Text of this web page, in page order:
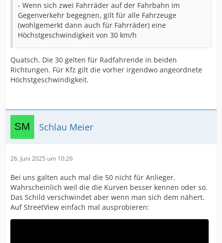
- Wenn sich zwei Fahrräder auf der Fahrbahn im
Gegenverkehr begegnen, gilt für alle Fahrzeuge
(wohlgemerkt dann auch für Fahrräder) eine
Höchstgeschwindigkeit von 30 km/h
Quatsch. Die 30 gelten für Radfahrende in beiden
Richtungen. Für Kfz gilt die vorher irgendwo angeordnete
Höchstgeschwindigkeit.
Schlau Meier
26. Juni 2025 um 10:26
Bei uns galten auch mal die 50 nicht für Anlieger.
Wahrscheinlich weil die die Kurven besser kennen oder so.
Das Schild verschwindet aber wenn man sich dem nähert.
Auf StreetView einfach mal ausprobieren: